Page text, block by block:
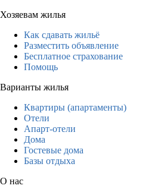
Хозяевам жилья
Как сдавать жильё
Разместить объявление
Бесплатное страхование
Помощь
Варианты жилья
Квартиры (апартаменты)
Отели
Апарт-отели
Дома
Гостевые дома
Базы отдыха
О нас